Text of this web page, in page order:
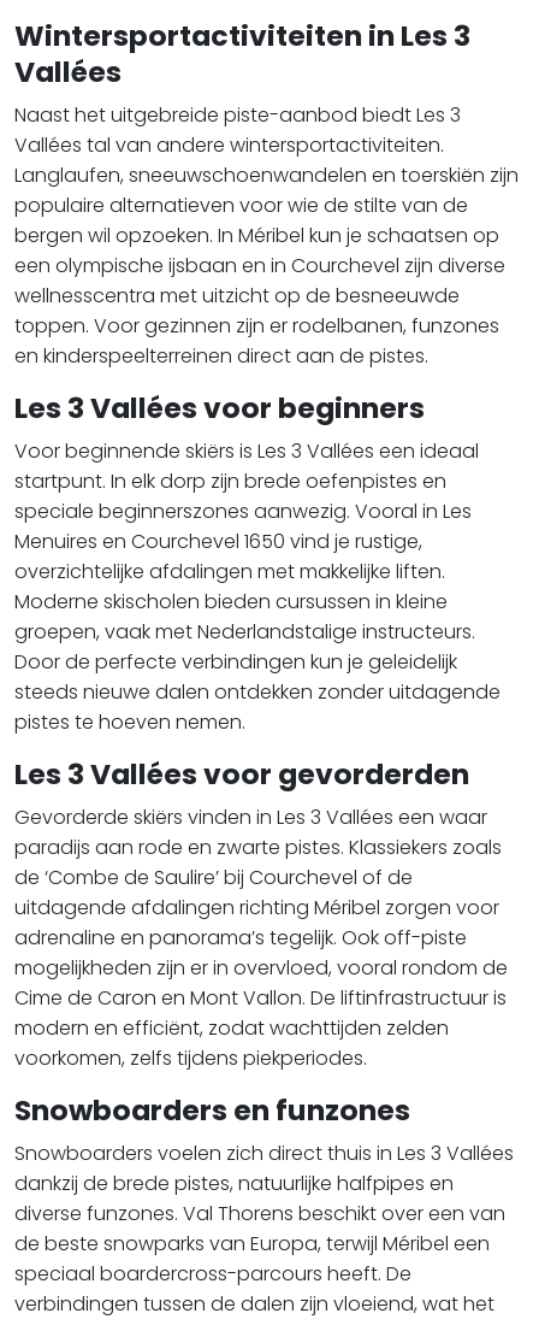
Wintersportactiviteiten in Les 3
Vallées
Naast het uitgebreide piste-aanbod biedt Les 3
Vallées tal van andere wintersportactiviteiten.
Langlaufen, sneeuwschoenwandelen en toerskiën zijn
populaire alternatieven voor wie de stilte van de
bergen wil opzoeken. In Méribel kun je schaatsen op
een olympische ijsbaan en in Courchevel zijn diverse
wellnesscentra met uitzicht op de besneeuwde
toppen. Voor gezinnen zijn er rodelbanen, funzones
en kinderspeelterreinen direct aan de pistes.
Les 3 Vallées voor beginners
Voor beginnende skiërs is Les 3 Vallées een ideaal
startpunt. In elk dorp zijn brede oefenpistes en
speciale beginnerszones aanwezig. Vooral in Les
Menuires en Courchevel 1650 vind je rustige,
overzichtelijke afdalingen met makkelijke liften.
Moderne skischolen bieden cursussen in kleine
groepen, vaak met Nederlandstalige instructeurs.
Door de perfecte verbindingen kun je geleidelijk
steeds nieuwe dalen ontdekken zonder uitdagende
pistes te hoeven nemen.
Les 3 Vallées voor gevorderden
Gevorderde skiërs vinden in Les 3 Vallées een waar
paradijs aan rode en zwarte pistes. Klassiekers zoals
de ‘Combe de Saulire’ bij Courchevel of de
uitdagende afdalingen richting Méribel zorgen voor
adrenaline en panorama’s tegelijk. Ook off-piste
mogelijkheden zijn er in overvloed, vooral rondom de
Cime de Caron en Mont Vallon. De liftinfrastructuur is
modern en efficiënt, zodat wachttijden zelden
voorkomen, zelfs tijdens piekperiodes.
Snowboarders en funzones
Snowboarders voelen zich direct thuis in Les 3 Vallées
dankzij de brede pistes, natuurlijke halfpipes en
diverse funzones. Val Thorens beschikt over een van
de beste snowparks van Europa, terwijl Méribel een
speciaal boardercross-parcours heeft. De
verbindingen tussen de dalen zijn vloeiend, wat het